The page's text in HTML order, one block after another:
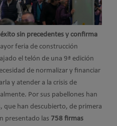
sin precedentes y confirma
feria de construcción
el telón de una 9ª edición
de normalizar y financiar
y atender a la crisis de
Por sus pabellones han
que han descubierto, de primera
presentado las 758 firmas